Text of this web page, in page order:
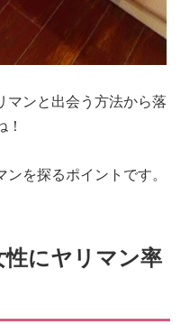
マンと出会う方法から落
を探るポイントです。
にヤリマン率